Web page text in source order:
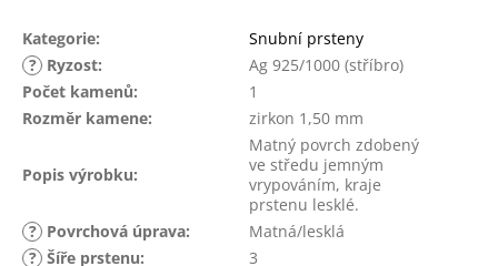
Kategorie:
Snubní prsteny
? Ryzost:
Ag 925/1000 (stříbro)
Počet kamenů:
1
Rozměr kamene: zirkon 1,50 mm
Popis výrobku:
Matný povrch zdobený
ve středu jemným
vrypováním, kraje
prstenu lesklé.
? Povrchová úprava:
Matná/lesklá
? Šíře prstenu: 3